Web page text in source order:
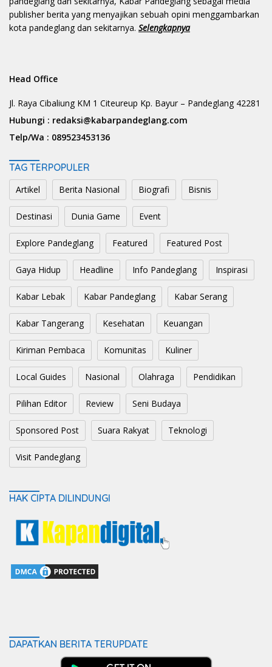
publisher berita yang menyajikan sebuah opini menggambarkan
kota pandeglang dan sekitarnya. Selengkapnya
Head Office
Jl. Raya Cibaliung KM 1 Citeureup Kp. Bayur – Pandeglang 42281
Hubungi : redaksi@kabarpandeglang.com
Telp/Wa : 089523453136
TAG TERPOPULER
Artikel Berita Nasional Biografi Bisnis
Destinasi Dunia Game Event
Explore Pandeglang Featured Featured Post
Gaya Hidup Headline Info Pandeglang Inspirasi
Kabar Lebak Kabar Pandeglang Kabar Serang
Kabar Tangerang Kesehatan Keuangan
Kiriman Pembaca Komunitas Kuliner
Local Guides Nasional Olahraga Pendidikan
Pilihan Editor Review Seni Budaya
Sponsored Post Suara Rakyat Teknologi
Visit Pandeglang
HAK CIPTA DILINDUNGI
DAPATKAN BERITA TERUPDATE